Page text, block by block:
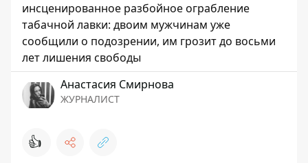
инсценированное разбойное ограбление
табачной лавки: двоим мужчинам уже
сообщили о подозрении, им грозит до восьми
лет лишения свободы
Анастасия Смирнова
ЖУРНАЛИСТ
👍